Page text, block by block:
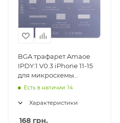
BGA трафарет Amaoe
IPDY:1 V0.3 iPhone 11-15
для микросхемы
тачскрина
Есть в наличии: 14
Характеристики
168 грн.